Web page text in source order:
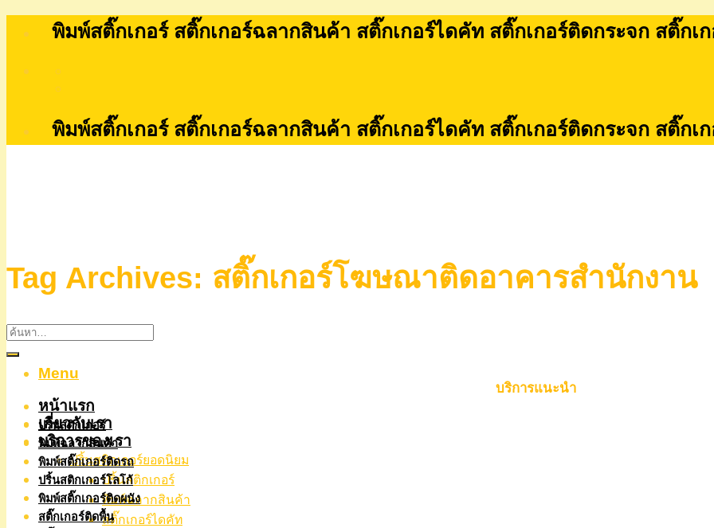
พิมพ์สติ๊กเกอร์ สติ๊กเกอร์ฉลากสินค้า สติ๊กเกอร์ไดคัท สติ๊กเกอร์ติดกระจก สติ๊กเ
พิมพ์สติ๊กเกอร์ สติ๊กเกอร์ฉลากสินค้า สติ๊กเกอร์ไดคัท สติ๊กเกอร์ติดกระจก สติ๊กเ
Menu
หน้าแรก
เกี่ยวกับเรา
บริการของเรา
ปริ้นสติกเกอร์ยอดนิยม
ปริ้นสติกเกอร์
พิมพ์ฉลากสินค้า
สติ๊กเกอร์ไดคัท
Tag Archives: สติ๊กเกอร์โฆษณาติดอาคารสำนักงาน
บริการแนะนำ
ปริ้นสติกเกอร์
พิมพ์ฉลากสินค้า
พิมพ์สติ๊กเกอร์ติดรถ
ปริ้นสติกเกอร์โลโก้
พิมพ์สติ๊กเกอร์ติดผนัง
สติ๊กเกอร์ติดพื้น